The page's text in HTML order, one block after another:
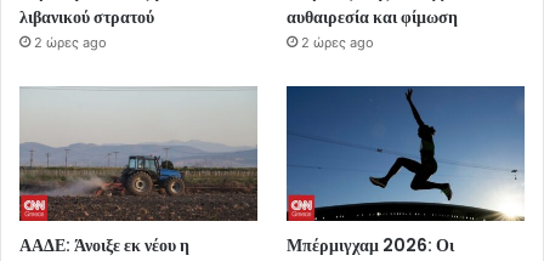
λιβανικού στρατού
2 ώρες ago
αυθαιρεσία και φίμωση
2 ώρες ago
ΑΑΔΕ: Άνοιξε εκ νέου η
Μπέρμιγχαμ 2026: Οι